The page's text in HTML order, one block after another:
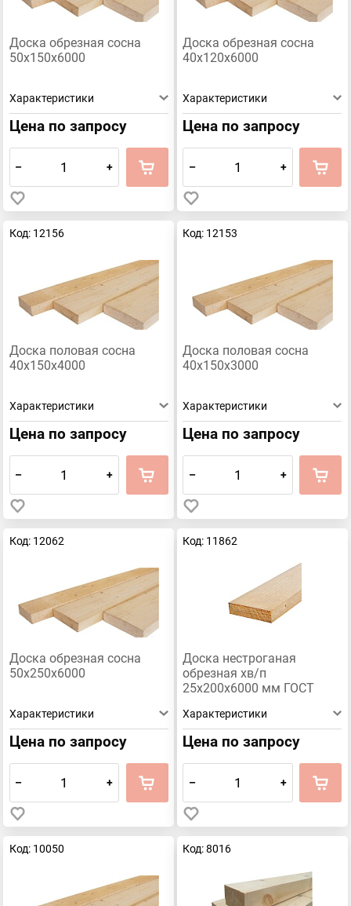
Доска обрезная сосна
50х150х6000
Характеристики
Цена по запросу
– +
Доска обрезная сосна
40х120х6000
Характеристики
Цена по запросу
– +
Код: 12156
Доска половая сосна
40х150х4000
Характеристики
Цена по запросу
– +
Код: 12153
Доска половая сосна
40х150х3000
Характеристики
Цена по запросу
– +
Код: 12062
Доска обрезная сосна
50х250х6000
Характеристики
Цена по запросу
– +
Код: 11862
Доска нестроганая
обрезная хв/п
25х200х6000 мм ГОСТ
Характеристики
Цена по запросу
– +
Код: 10050 Код: 8016